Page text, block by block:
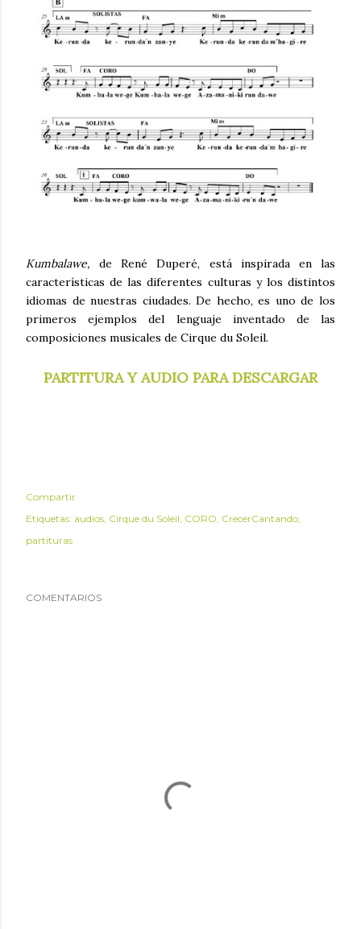
Kumbalawe, de René Duperé,
está inspirada en las
características de las diferentes culturas y los distintos
idiomas de nuestras ciudades. De hecho, es uno de los
primeros ejemplos del lenguaje inventado de las
composiciones musicales de Cirque du Soleil.
PARTITURA Y AUDIO PARA DESCARGAR
Compartir
Etiquetas: audios Cirque du Soleil CORO CrecerCantando
partituras
COMENTARIOS